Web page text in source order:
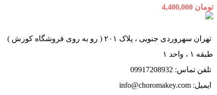
تومان
تهران سهروردی جنوبی ، پلاک ۲۰۱ ( رو به روی فروشگاه کورش )
طبقه ۱ ، واحد ۱
تلفن تماس: 09917208932
ایمیل: info@choromakey.com